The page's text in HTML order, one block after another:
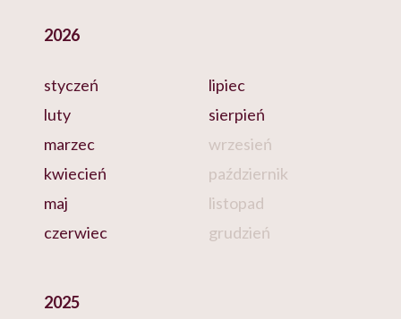
2026
styczeń
luty
marzec
kwiecień
maj
czerwiec
lipiec
sierpień
wrzesień
październik
listopad
grudzień
2025